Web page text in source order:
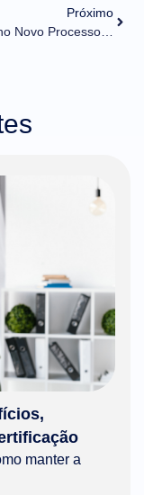
Próximo
Atributos no Novo Processo de Importação (NPI) – informações atualizadas
manter a